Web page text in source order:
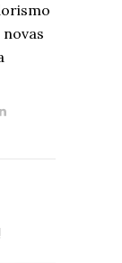
novas